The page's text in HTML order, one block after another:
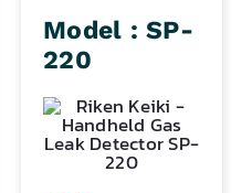
Model : SP-
220